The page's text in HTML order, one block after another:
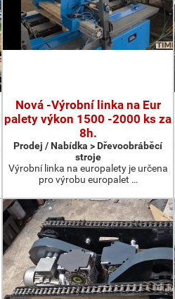
Nová -Výrobní linka na Eur
palety výkon 1500 -2000 ks za
8h.
Prodej / Nabídka > Dřevoobráběcí
stroje
Výrobní linka na europalety je určena
pro výrobu europalet …